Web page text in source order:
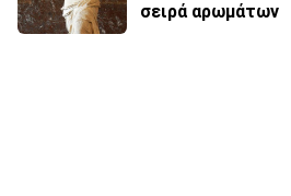
σειρά αρωμάτων